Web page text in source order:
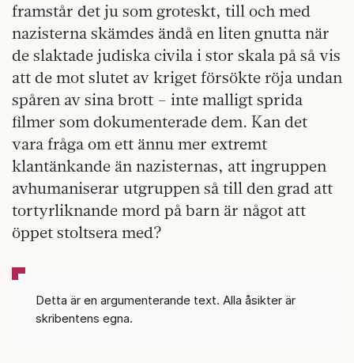
framstår det ju som groteskt, till och med
nazisterna skämdes ändå en liten gnutta när
de slaktade judiska civila i stor skala på så vis
att de mot slutet av kriget försökte röja undan
spåren av sina brott – inte malligt sprida
filmer som dokumenterade dem. Kan det
vara fråga om ett ännu mer extremt
klantänkande än nazisternas, att ingruppen
avhumaniserar utgruppen så till den grad att
tortyrliknande mord på barn är något att
öppet stoltsera med?
Detta är en argumenterande text. Alla åsikter är
skribentens egna.